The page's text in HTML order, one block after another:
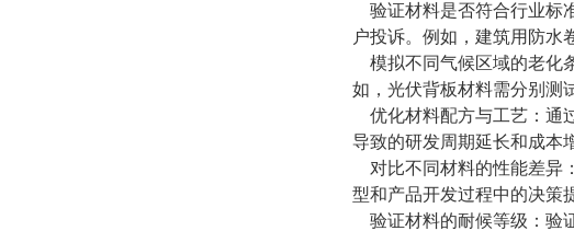
验证材料是否符合行业标
户投诉。例如，建筑用防水
模拟不同气候区域的老化
如，光伏背板材料需分别测
优化材料配方与工艺：通
导致的研发周期延长和成本
对比不同材料的性能差异
型和产品开发过程中的决策
验证材料的耐候等级：验